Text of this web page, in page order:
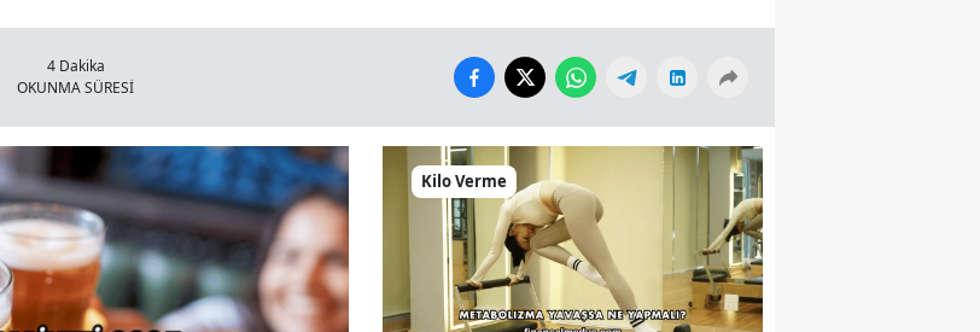
4 Dakika
OKUNMA SÜRESİ
Kilo Verme